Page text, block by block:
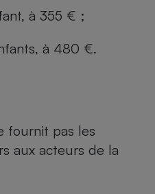
à 355 € ;
à 480 €.
fournit pas les
aux acteurs de la